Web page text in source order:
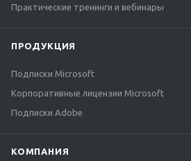
Практические тренинги и вебинары
ПРОДУКЦИЯ
Подписки Microsoft
Корпоративные лицензии Microsoft
Подписки Adobe
КОМПАНИЯ